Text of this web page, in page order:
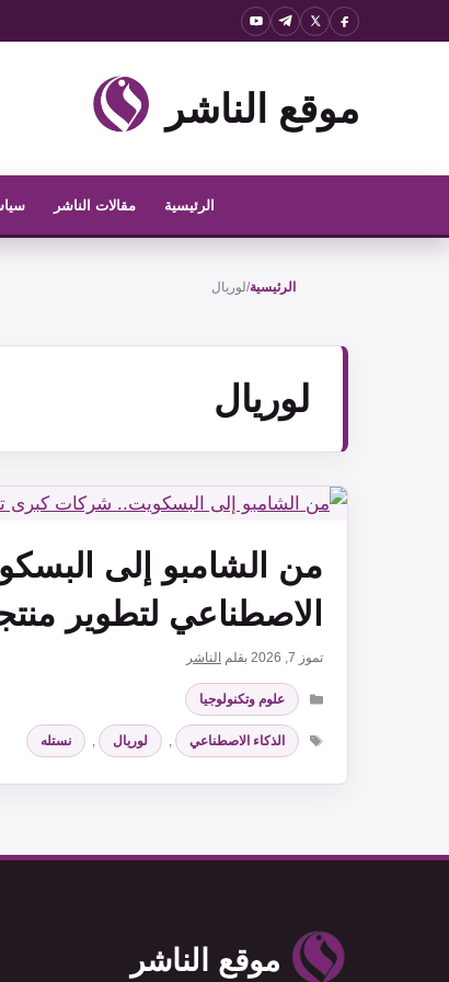
موقع الناشر
الرئيسية مقالات الناشر
الرئيسية/لوريال
لوريال
من الشامبو إلى
الاصطناعي لتطوير
تموز 7, 2026 بقلم الناشر
التصنيفات
علوم وتكنولوجيا
الوسوم
الذكاء الاصطناعي , لوريال , نستله
موقع الناشر